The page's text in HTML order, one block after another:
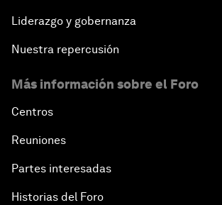
Liderazgo y gobernanza
Nuestra repercusión
Más información sobre el Foro
Centros
Reuniones
Partes interesadas
Historias del Foro